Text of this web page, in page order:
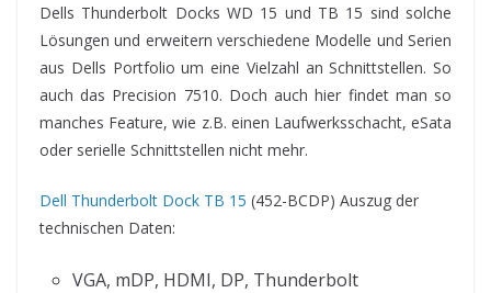
Dells Thunderbolt Docks WD 15 und TB 15 sind solche
Lösungen und erweitern verschiedene Modelle und Serien
aus Dells Portfolio um eine Vielzahl an Schnittstellen. So
auch das Precision 7510. Doch auch hier findet man so
manches Feature, wie z.B. einen Laufwerksschacht, eSata
oder serielle Schnittstellen nicht mehr.
Dell Thunderbolt Dock TB 15 (452-BCDP) Auszug der
technischen Daten:
VGA, mDP, HDMI, DP, Thunderbolt